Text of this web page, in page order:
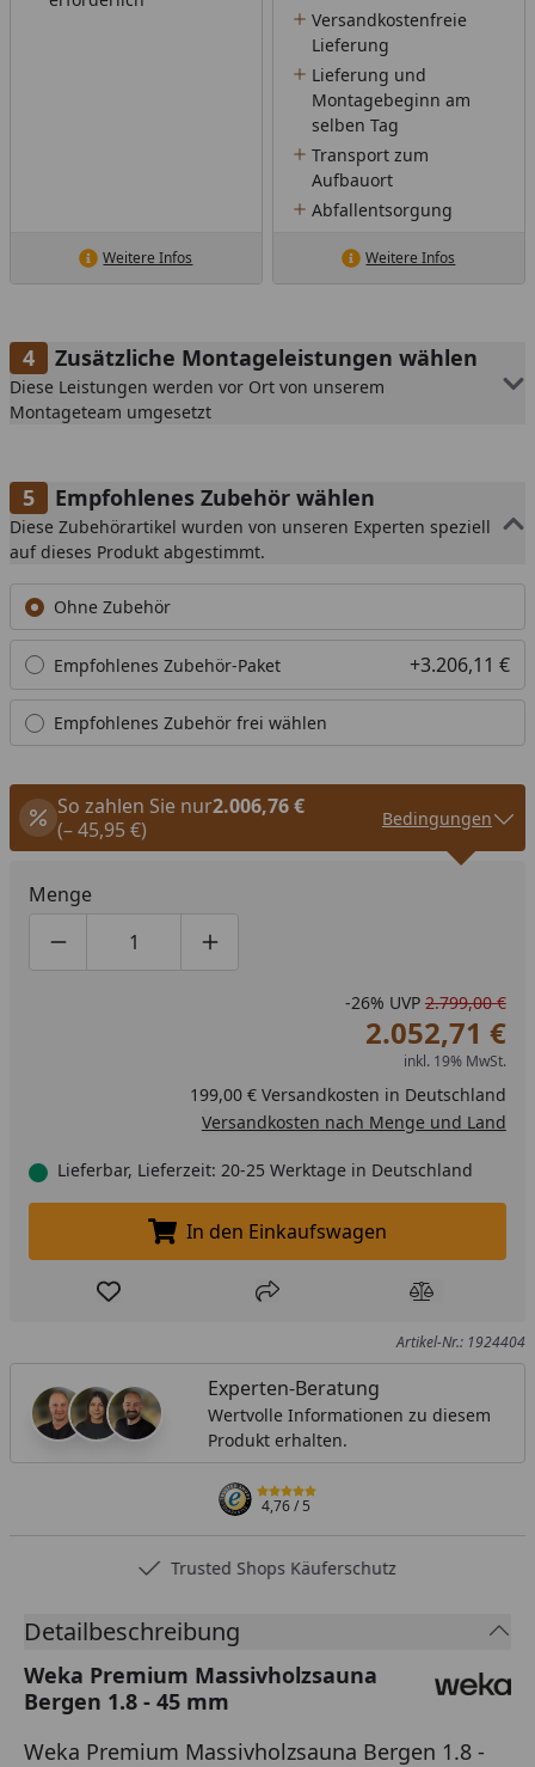
Weitere Infos
Versandkostenfreie
Lieferung
Lieferung und
Montagebeginn am
selben Tag
Transport zum
Aufbauort
Abfallentsorgung
Weitere Infos
Zusätzliche Montageleistungen wählen
Diese Leistungen werden vor Ort von unserem
Montageteam umgesetzt
Empfohlenes Zubehör wählen
Diese Zubehörartikel wurden von unseren Experten speziell
auf dieses Produkt abgestimmt.
Ohne Zubehör
Empfohlenes Zubehör-Paket +3.206,11 €
Empfohlenes Zubehör frei wählen
So zahlen Sie nur2.006,76 €
(– 45,95 €)
Bedingungen
Menge
Produktmenge um eins verringern
Produktmenge manuell eingeben
Produktmenge um eins erhöhen
-26% UVP 2.799,00 €
2.052,71 €
inkl. 19% MwSt.
199,00 € Versandkosten in Deutschland
Versandkosten nach Menge und Land
Lieferbar, Lieferzeit: 20-25 Werktage in Deutschland
In den Einkaufswagen legen
In den Einkaufswagen
Produkt zur Wunschliste hinzufügen
Teilen Produkt
Artikel-Nr.: 1924404
Experten-Beratung
Wertvolle Informationen zu diesem
Produkt erhalten.
4,76/ 5
Trusted Shops Käuferschutz
Detailbeschreibung
Weka Premium Massivholzsauna
Bergen 1.8 - 45 mm
Weka Premium Massivholzsauna Bergen 1.8 -